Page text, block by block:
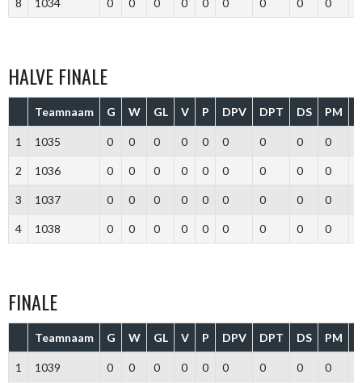
8 1034 0 0 0 0 0 0 0 0 0
HALVE FINALE
Teamnaam G W GL V P DPV DPT DS PM
1 1035 0 0 0 0 0 0 0 0 0
2 1036 0 0 0 0 0 0 0 0 0
3 1037 0 0 0 0 0 0 0 0 0
4 1038 0 0 0 0 0 0 0 0 0
FINALE
Teamnaam G W GL V P DPV DPT DS PM
1 1039 0 0 0 0 0 0 0 0 0